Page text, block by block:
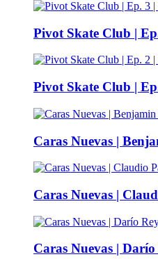
Pivot Skate Club |
Pivot Skate Club |
Caras Nuevas |
Caras Nuevas |
Caras Nuevas | Darío